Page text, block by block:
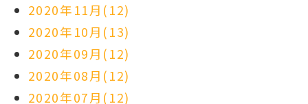
2020年11月(12)
2020年10月(13)
2020年09月(12)
2020年08月(12)
2020年07月(12)